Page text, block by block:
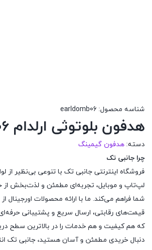
شناسه محصول: earldomb06
هدفون بلوتوثی ارلدام ET-B06
دسته: هدفون گیمینگ
چرا جانبی تک
فروشگاه اینترنتی جانبی تک با تنوعی بی‌نظیر از
لپ‌تاپ و موبایل، تجربه‌ای مطمئن و لذت‌بخش از
شما فراهم می‌کند. ما با ارائه محصولات اورجینال
قیمت‌های رقابتی، ارسال سریع و پشتیبانی
که هم کیفیت و هم خدمات را در بالاترین سطح
دنبال خریدی مطمئن و آسان هستید، جانبی تک